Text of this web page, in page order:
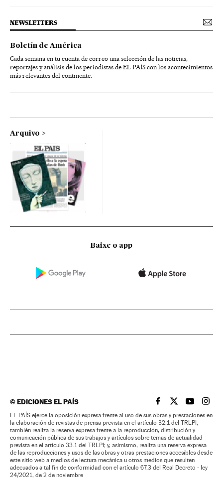
NEWSLETTERS
Boletín de América
Cada semana en tu cuenta de correo una selección de las noticias,
reportajes y análisis de los periodistas de EL PAÍS con los acontecimientos
más relevantes del continente.
Arquivo
Baixe o app
©EDICIONES EL PAÍS EL PAÍS BRASIL EN
EL PAÍSEL PAÍS
EL
EL PAÍS ejerce la oposición expresa frente al uso de sus obras y prestaciones en
la elaboración de revistas de prensa prevista en el artículo 32.1 del TRLPI;
también realiza la reserva expresa frente a la reproducción, distribución y
comunicación pública de sus trabajos y artículos sobre temas de actualidad
prevista en el artículo 33.1 del TRLPI; y, asimismo, realiza una reserva expresa
de las reproducciones y usos de las obras y otras prestaciones accesibles desde
este sitio web a medios de lectura mecánica u otros medios que resulten
adecuados a tal fin de conformidad con el artículo 67.3 del Real Decreto - ley
24/2021, de 2 de noviembre